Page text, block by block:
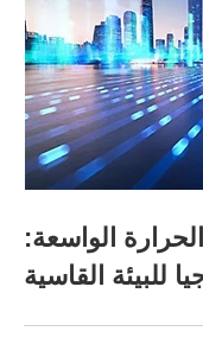
الواسعة:
للبيئة القاسية